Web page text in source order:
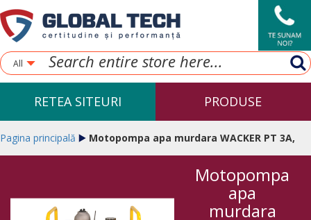
All
RETEA SITEURI PRODUSE
Pagina principală Motopompa apa murdara WACKER PT 3A,
Motopompa
apa
murdara